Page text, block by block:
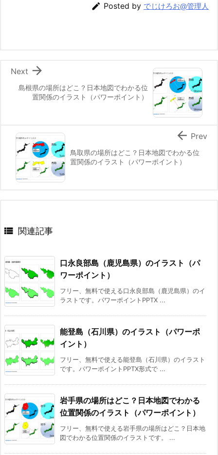
 Posted by でじけろお@管理人
島根県の場所はどこ？日本地図でわかる位
置関係のイラスト（パワーポイント）

Next
鳥取県の場所はどこ？日本地図でわかる位
置関係のイラスト（パワーポイント）
 Prev
 関連記事
口永良部島（鹿児島県）のイラスト（パ
ワーポイント）
フリー、無料で使える口永良部島（鹿児島県）のイ
ラストです。パワーポイントPPTX ...
能登島（石川県）のイラスト（パワーポ
イント）
フリー、無料で使える能登島（石川県）のイラスト
です。パワーポイントPPTX形式で ...
岩手県の場所はどこ？日本地図でわかる
位置関係のイラスト（パワーポイント）
フリー、無料で使える岩手県の場所はどこ？日本地
図でわかる位置関係のイラストです。 ...